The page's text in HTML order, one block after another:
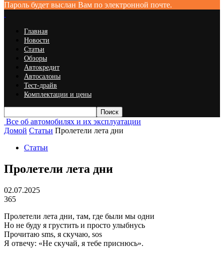
Пароль будет выслан Вам по электронной почте.
Главная
Новости
Статьи
Обзоры
Автокредит
Автосалоны
Тест-драйв
Комплектации и цены
Все об автомобилях и их эксплуатации
Домой Статьи Пролетели лета дни
Статьи
Пролетели лета дни
02.07.2025
365
Пролетели лета дни, там, где были мы одни
Но не буду я грустить и просто улыбнусь
Прочитаю sms, я скучаю, sos
Я отвечу: «Не скучай, я тебе приснюсь».